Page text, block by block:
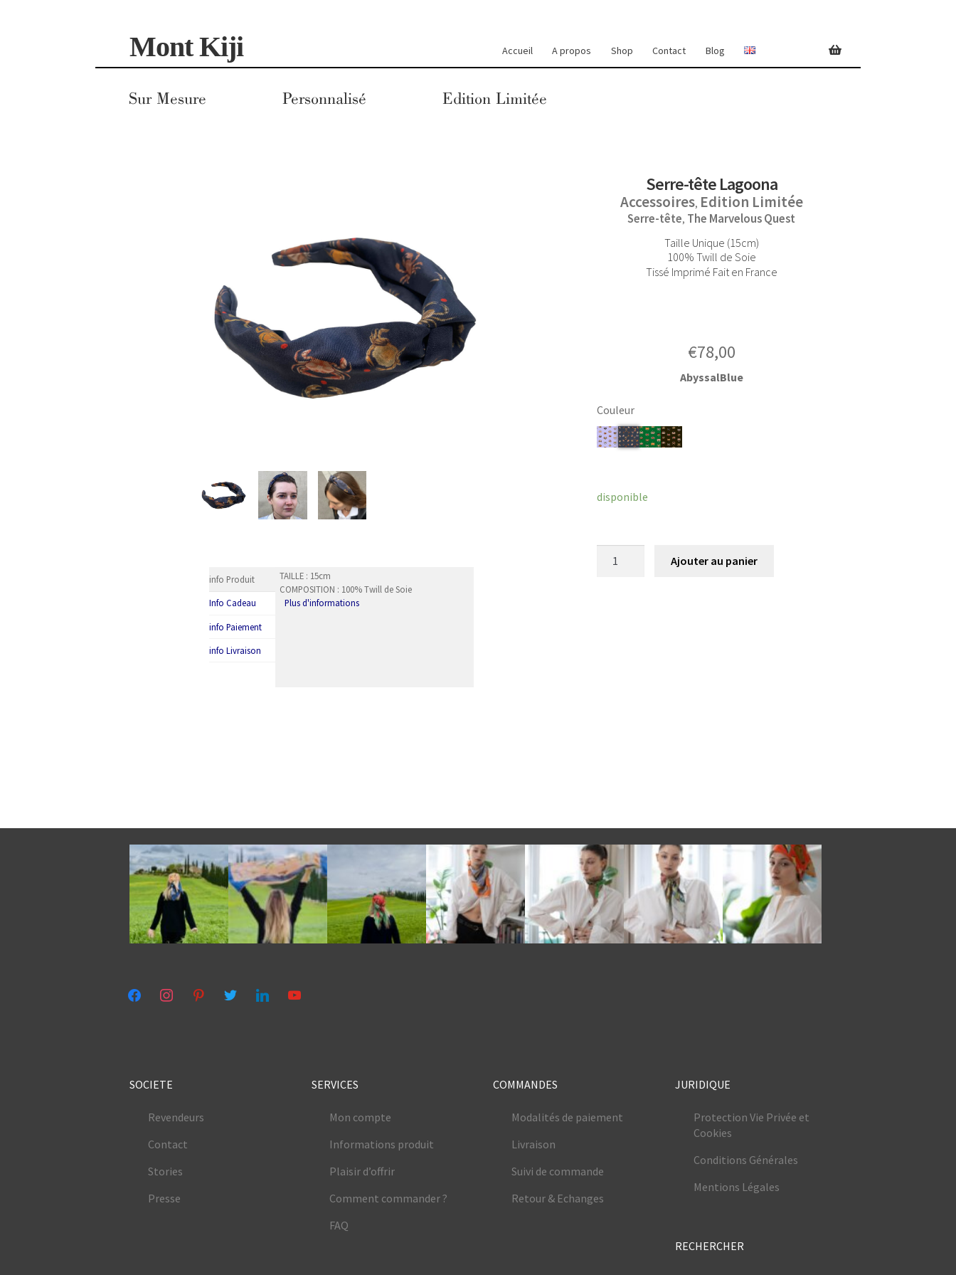
Aller
à
la
navigation
Aller
au
contenu
Mont Kiji Accueil A propos Shop Contact Blog
Sur Mesure Personnalisé Edition Limitée
Serre-tête Lagoona
Accessoires, Edition Limitée
Serre-tête, The Marvelous Quest
Taille Unique (15cm)
100% Twill de Soie
Tissé Imprimé Fait en France
€78,00
Couleur
Effacer
AbyssalBlue
disponible
Ajouter au panier
info Produit
Info Cadeau
info Paiement
info Livraison
TAILLE : 15cm
COMPOSITION : 100% Twill de Soie
Plus d'informations
facebookinstagrampinteresttwitter linkedinyoutube
SOCIETE
Revendeurs
Contact
Stories
Presse
SERVICES
Mon compte
Informations produit
Plaisir d’offrir
Comment commander ?
FAQ
COMMANDES
Modalités de paiement
Livraison
Suivi de commande
Retour & Echanges
JURIDIQUE
Protection Vie Privée et
Cookies
Conditions Générales
Mentions Légales
RECHERCHER